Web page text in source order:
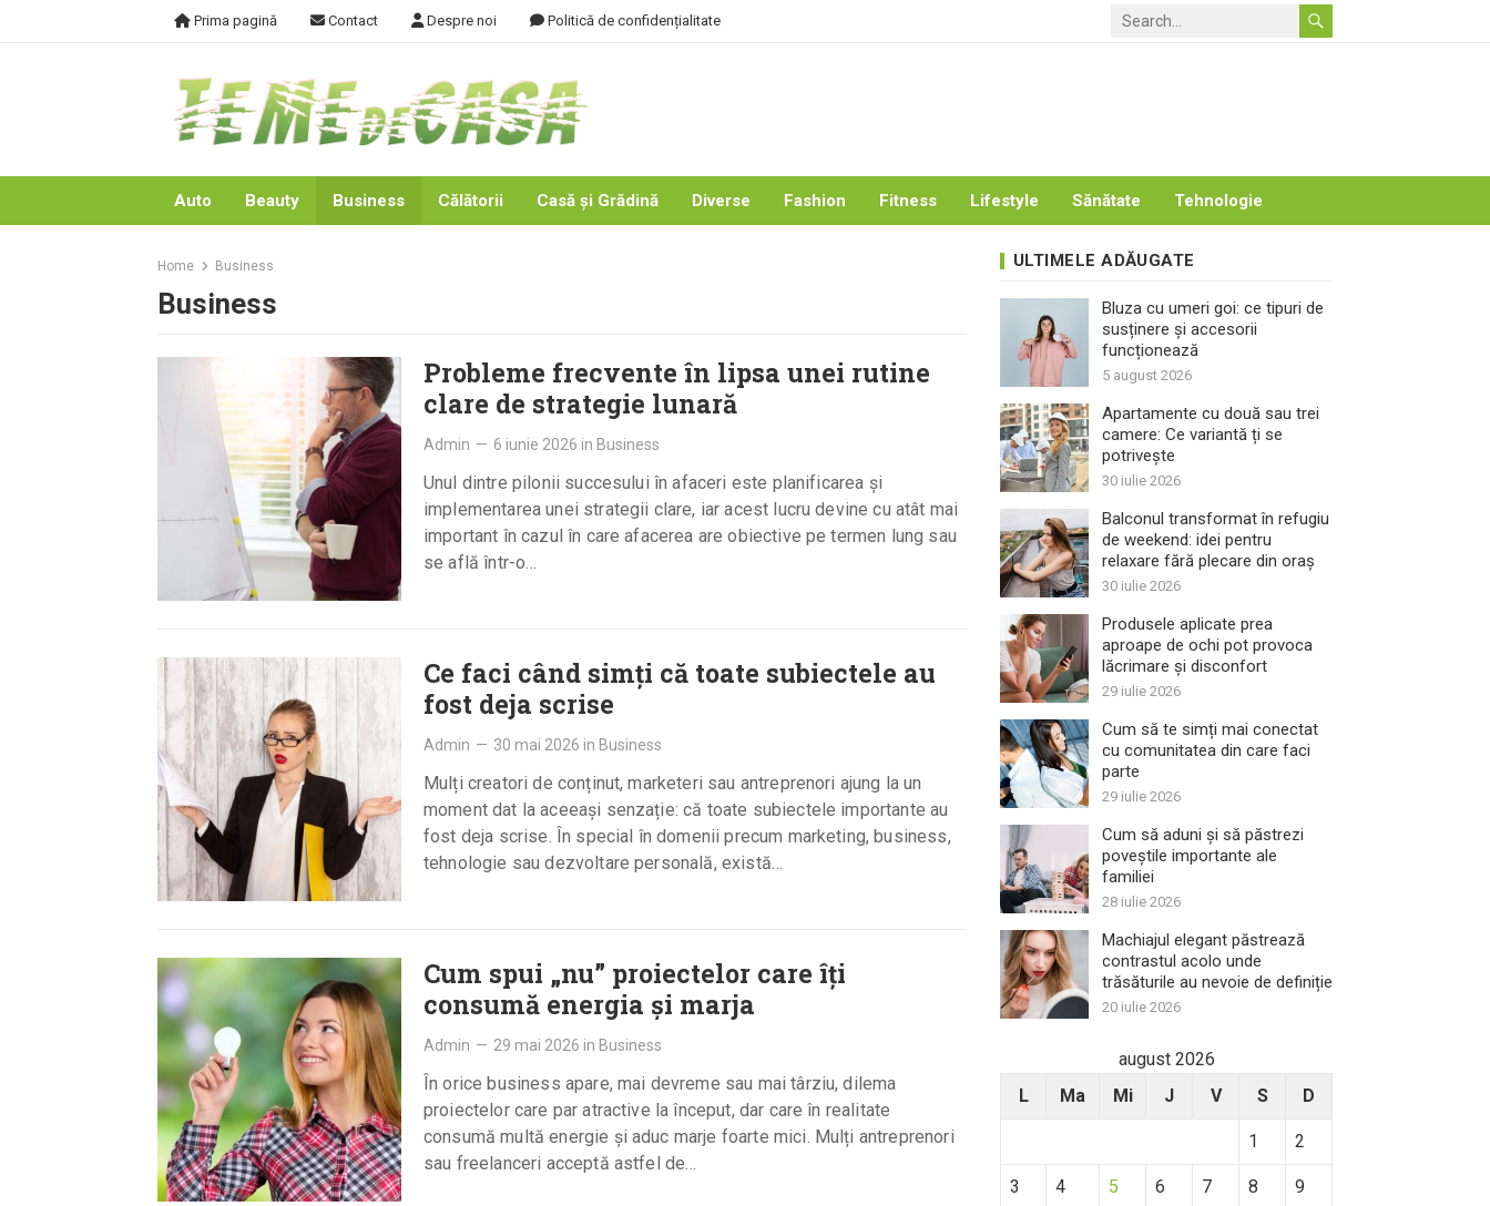
Prima pagină Contact Despre noi Politică de confidențialitate
Auto Beauty Business Călătorii Casă și Grădină Diverse Fashion Fitness Lifestyle Sănătate Tehnologie
Home Business
Business
Probleme frecvente în lipsa unei rutine
clare de strategie lunară
Admin — 6 iunie 2026 in Business
Unul dintre pilonii succesului în afaceri este planificarea și
implementarea unei strategii clare, iar acest lucru devine cu atât mai
important în cazul în care afacerea are obiective pe termen lung sau
se află într-o…
Ce faci când simți că toate subiectele au
fost deja scrise
Admin — 30 mai 2026 in Business
Mulți creatori de conținut, marketeri sau antreprenori ajung la un
moment dat la aceeași senzație: că toate subiectele importante au
fost deja scrise. În special în domenii precum marketing, business,
tehnologie sau dezvoltare personală, există…
Cum spui „nu” proiectelor care îți
consumă energia și marja
Admin — 29 mai 2026 in Business
În orice business apare, mai devreme sau mai târziu, dilema
proiectelor care par atractive la început, dar care în realitate
consumă multă energie și aduc marje foarte mici. Mulți antreprenori
sau freelanceri acceptă astfel de…
ULTIMELE ADĂUGATE
Bluza cu umeri goi: ce tipuri de
susținere și accesorii
funcționează
5 august 2026
Apartamente cu două sau trei
camere: Ce variantă ți se
potrivește
30 iulie 2026
Balconul transformat în refugiu
de weekend: idei pentru
relaxare fără plecare din oraș
30 iulie 2026
Produsele aplicate prea
aproape de ochi pot provoca
lăcrimare și disconfort
29 iulie 2026
Cum să te simți mai conectat
cu comunitatea din care faci
parte
29 iulie 2026
Cum să aduni și să păstrezi
poveștile importante ale
familiei
28 iulie 2026
Machiajul elegant păstrează
contrastul acolo unde
trăsăturile au nevoie de definiție
20 iulie 2026
august 2026
L
Ma Mi J V S D
1 2
3 4 5 6 7 8 9